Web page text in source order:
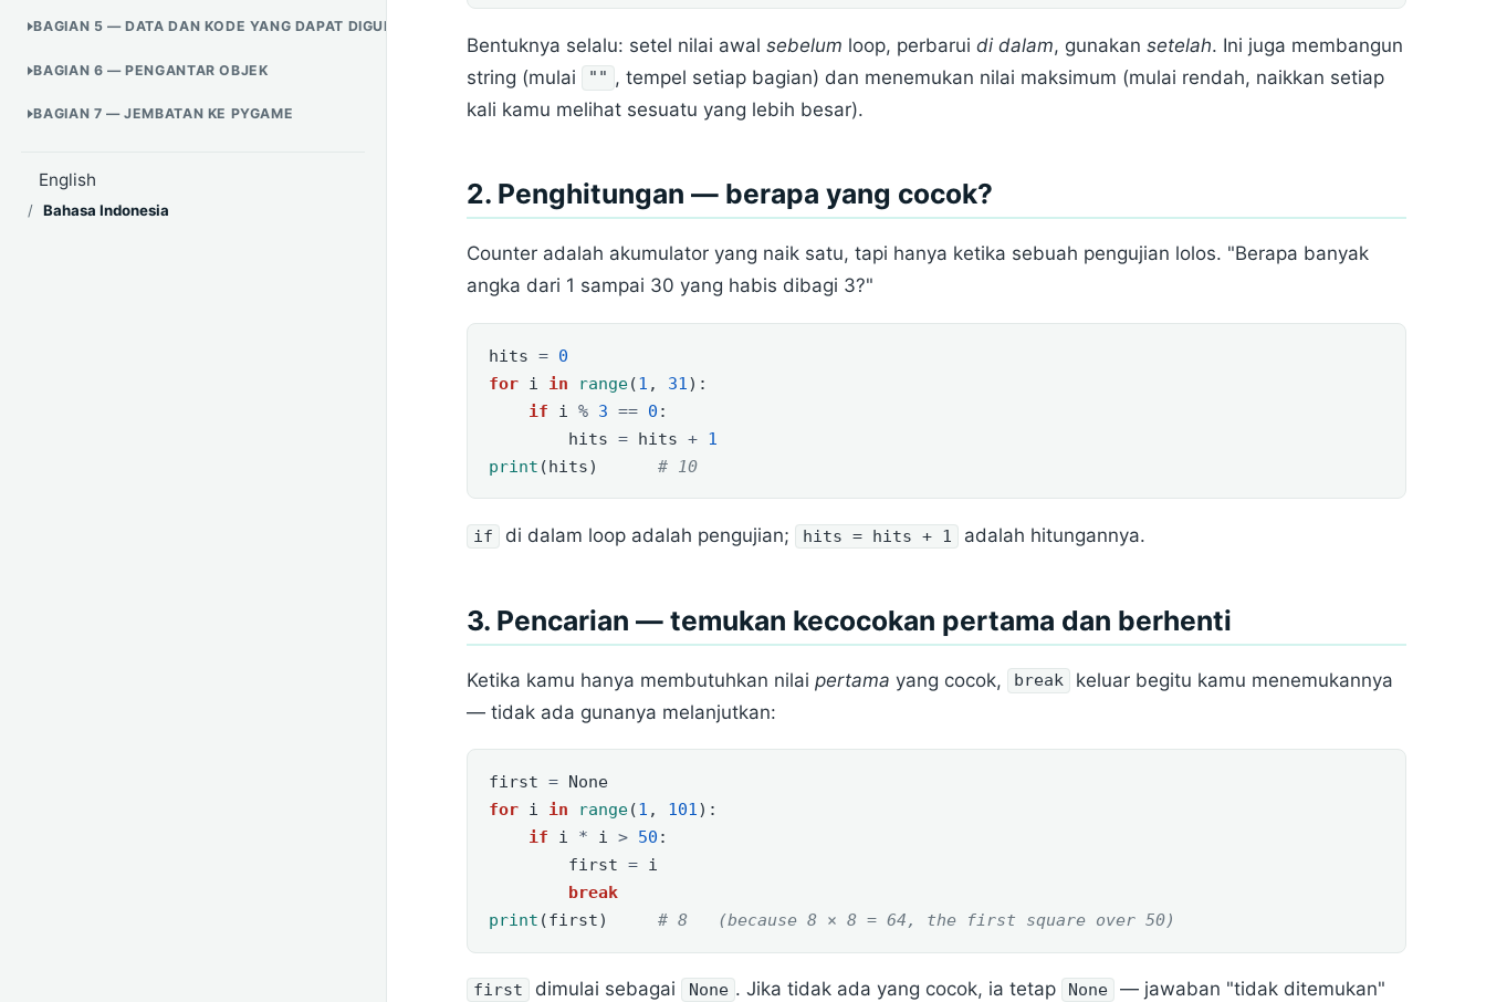
BAGIAN 5 — DATA DAN KODE YANG DAPAT DIGUNAKAN ULANG
BAGIAN 6 — PENGANTAR OBJEK
BAGIAN 7 — JEMBATAN KE PYGAME
English
/ Bahasa Indonesia
Bentuknya selalu: setel nilai awal sebelum loop, perbarui di dalam, gunakan setelah. Ini juga membangun
string (mulai
"" , tempel setiap bagian) dan menemukan nilai maksimum (mulai rendah, naikkan setiap
kali kamu melihat sesuatu yang lebih besar).
2. Penghitungan — berapa yang cocok?
Counter adalah akumulator yang naik satu, tapi hanya ketika sebuah pengujian lolos. "Berapa banyak
angka dari 1 sampai 30 yang habis dibagi 3?"
hits =
0
for i in range(1 , 31 ):
if i % 3 == 0 :
        hits
= hits +
1
print (hits) # 10
if di dalam loop adalah pengujian; hits = hits + 1 adalah hitungannya.
3. Pencarian — temukan kecocokan pertama dan berhenti
Ketika kamu hanya membutuhkan nilai pertama yang cocok, break
keluar begitu kamu menemukannya
— tidak ada gunanya melanjutkan:
first =
None
for i in range(1 , 101):
if i * i > 50 :
        first
= i
break
print (first) # 8   (because 8 × 8 = 64, the first square over 50)
first dimulai sebagai None . Jika tidak ada yang cocok, ia tetap None
— jawaban "tidak ditemukan"